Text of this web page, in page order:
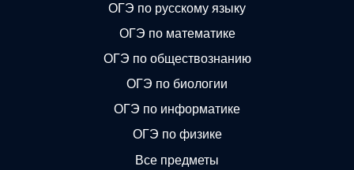
ОГЭ по русскому языку
ОГЭ по математике
ОГЭ по обществознанию
ОГЭ по биологии
ОГЭ по информатике
ОГЭ по физике
Все предметы